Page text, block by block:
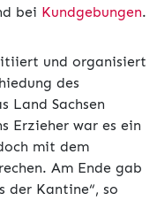
bei Kundgebungen.
und organisiert
des
Land Sachsen
Erzieher war es ein
mit dem
Am Ende gab
der Kantine“, so